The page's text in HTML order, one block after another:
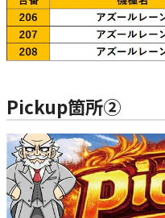
Pickup箇所②